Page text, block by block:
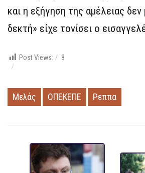
και η εξήγηση της αμέλειας δεν
δεκτή» είχε τονίσει ο
Post Views: 8
Μελάς ΟΠΕΚΕΠΕ Ρεππα